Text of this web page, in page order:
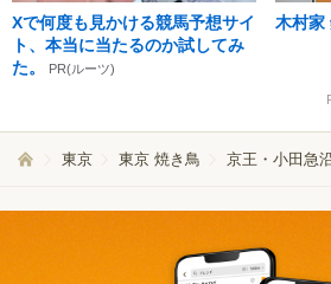
Xで何度も見かける競馬予想サイ
ト、本当に当たるのか試してみ
た。
PR(ルーツ)
木村家
東京 東京 焼き鳥 京王・小田急